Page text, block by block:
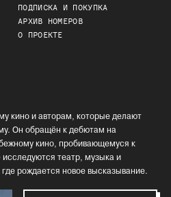
ПОДПИСКА И ПОКУПКА
АРХИВ НОМЕРОВ
О ПРОЕКТЕ
кино и авторам, которые делают
Он обращён к дебютам на
кино, пробивающемуся к
театр, музыка и
рождается новое высказывание.